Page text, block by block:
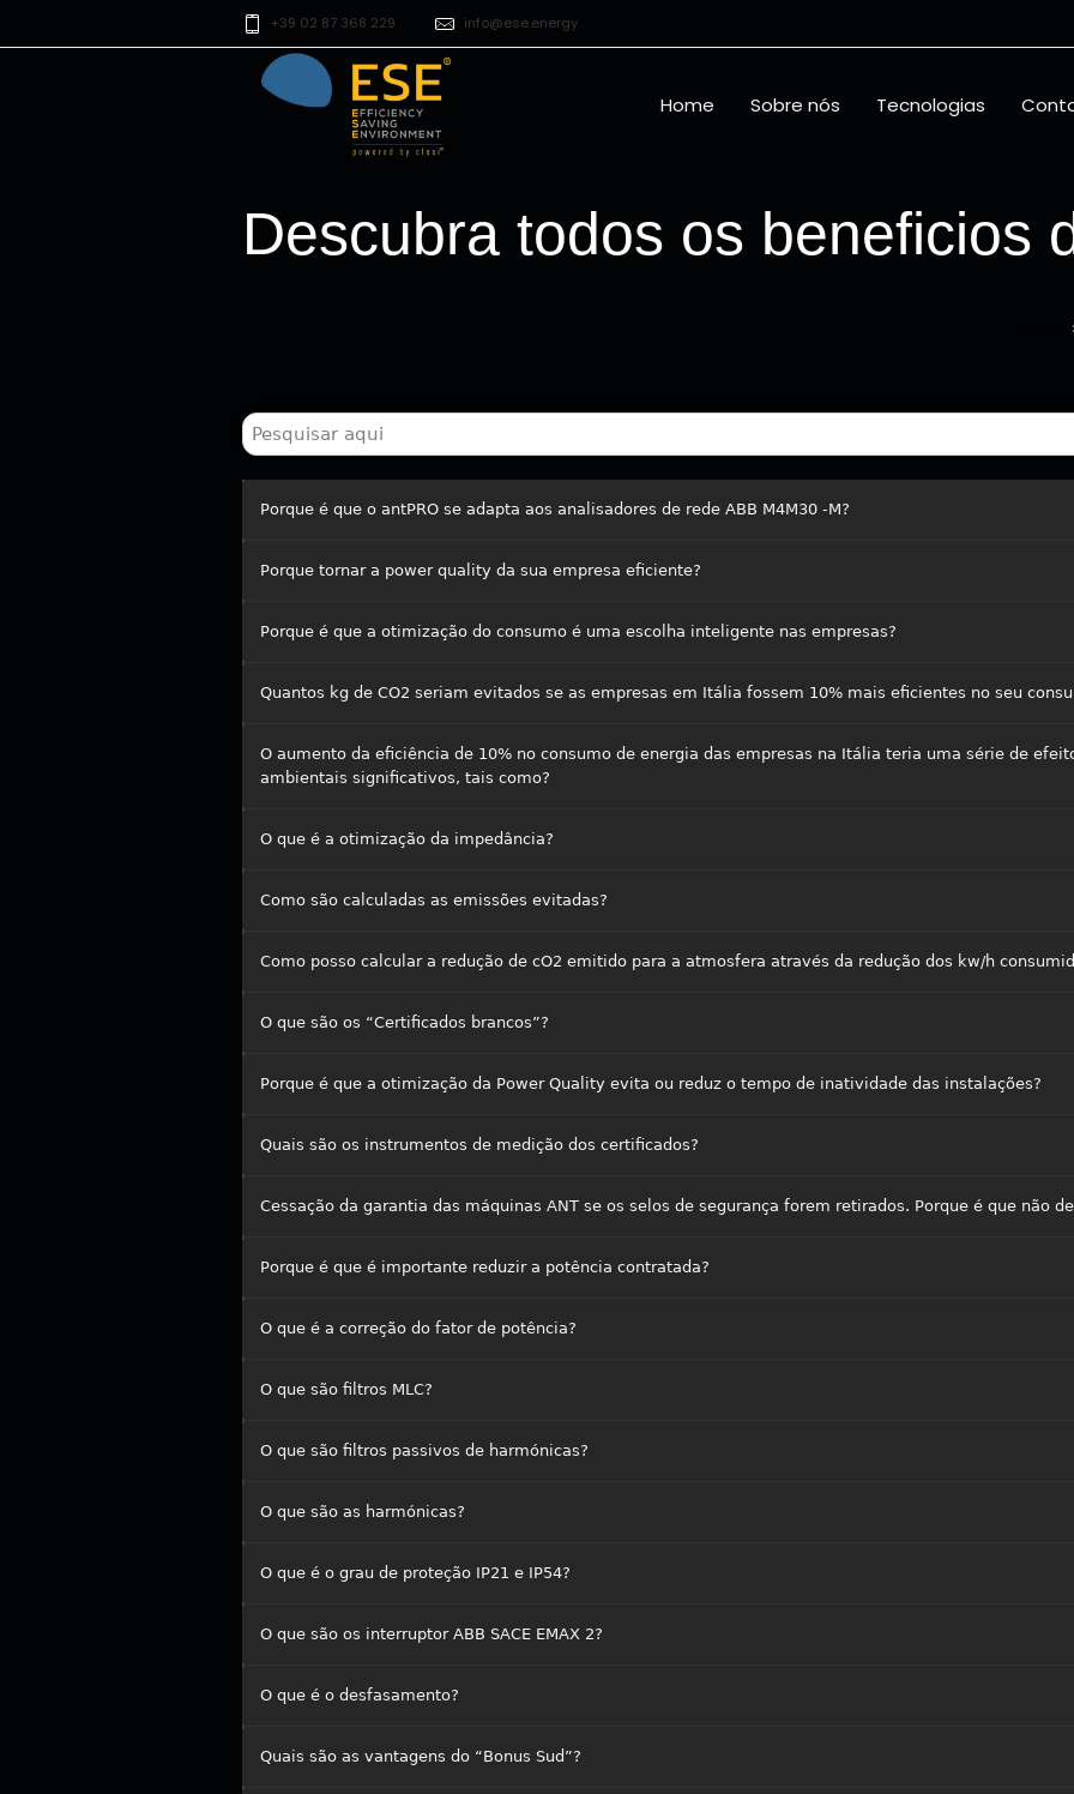
+39 02 87 368 229 info@ese.energy
Home Sobre nós Tecnologias
Descubra todos os beneficios
Porque é que o antPRO se adapta aos analisadores de rede ABB M4M30 -M?
Porque tornar a power quality da sua empresa eficiente?
Porque é que a otimização do consumo é uma escolha inteligente nas empresas?
Quantos kg de CO2 seriam evitados se as empresas em Itália fossem 10% mais eficientes no seu
O aumento da eficiência de 10% no consumo de energia das empresas na Itália teria uma série de
ambientais significativos, tais como?
O que é a otimização da impedância?
Como são calculadas as emissões evitadas?
Como posso calcular a redução de cO2 emitido para a atmosfera através da redução dos kw/h
O que são os “Certificados brancos”?
Porque é que a otimização da Power Quality evita ou reduz o tempo de inatividade das instalações?
Quais são os instrumentos de medição dos certificados?
Cessação da garantia das máquinas ANT se os selos de segurança forem retirados. Porque é que não
Porque é que é importante reduzir a potência contratada?
O que é a correção do fator de potência?
O que são filtros MLC?
O que são filtros passivos de harmónicas?
O que são as harmónicas?
O que é o grau de proteção IP21 e IP54?
O que são os interruptor ABB SACE EMAX 2?
O que é o desfasamento?
Quais são as vantagens do “Bonus Sud”?